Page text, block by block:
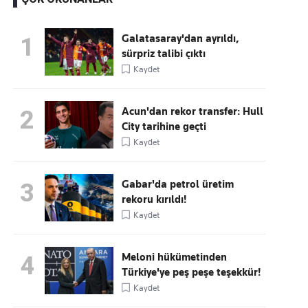
Kaçırmayın
Ücretsiz üye olun, gündemi
1
Galatasaray'dan ayrıldı,
sürpriz talibi çıktı
Kaydet
2
Acun'dan rekor transfer: Hull
City tarihine geçti
Kaydet
3
Gabar'da petrol üretim
rekoru kırıldı!
Kaydet
4
Meloni hükümetinden
Türkiye'ye peş peşe teşekkür!
Kaydet